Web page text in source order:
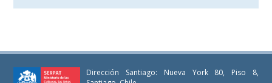
Dirección Santiago: Nueva York 80, Piso 8,